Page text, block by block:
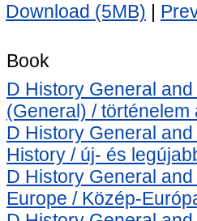
Download (5MB)
Book
D History General
(General) / történelem
D History General
History / új- és
D History General
Europe / Közép-